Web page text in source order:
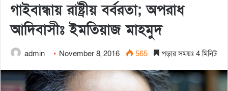
গাইবান্ধায় রাষ্ট্রীয় বর্বরতা; অপরাধ
আদিবাসীঃ ইমতিয়াজ মাহমুদ
admin November 8, 2016 565 পড়ার সময়ঃ 4 মিনিট